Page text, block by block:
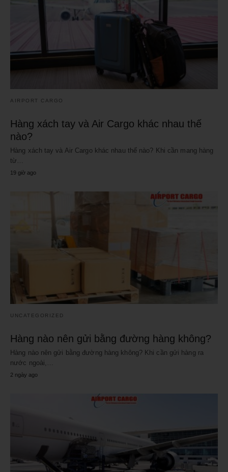
AIRPORT CARGO
Hàng xách tay và Air Cargo khác nhau thế
nào?
Hàng xách tay và Air Cargo khác nhau thế nào? Khi cần mang hàng
từ…
19 giờ ago
UNCATEGORIZED
Hàng nào nên gửi bằng đường hàng không?
Hàng nào nên gửi bằng đường hàng không? Khi cần gửi hàng ra
nước ngoài,…
2 ngày ago